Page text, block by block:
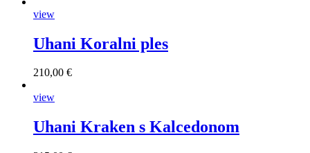
view
Uhani Koralni ples
210,00 €
view
Uhani Kraken s Kalcedonom